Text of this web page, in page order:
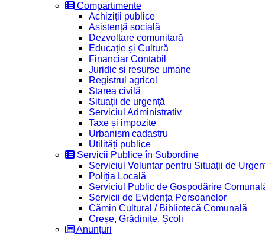
Compartimente
Achiziții publice
Asistență socială
Dezvoltare comunitară
Educație și Cultură
Financiar Contabil
Juridic si resurse umane
Registrul agricol
Starea civilă
Situații de urgență
Serviciul Administrativ
Taxe și impozite
Urbanism cadastru
Utilități publice
Servicii Publice în Subordine
Serviciul Voluntar pentru Situații de
Poliția Locală
Serviciul Public de Gospodărire
Servicii de Evidența Persoanelor
Cămin Cultural / Bibliotecă Comunală
Creșe, Grădinițe, Școli
Anunțuri